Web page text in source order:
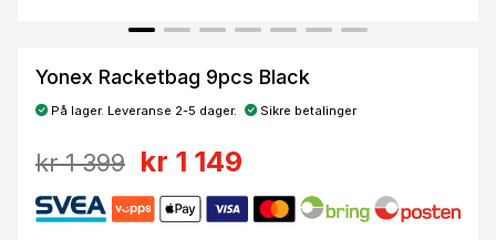
Yonex Racketbag 9pcs Black
På lager. Leveranse 2-5 dager. Sikre betalinger
kr 1 399 kr 1 149